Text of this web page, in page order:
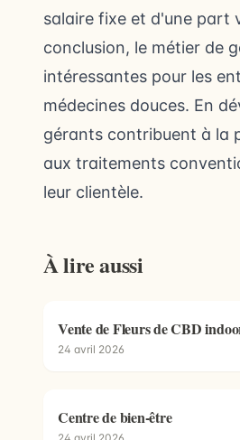
salaire fixe et d'une part
conclusion, le métier de
intéressantes pour les
médecines douces. En
gérants contribuent à la
aux traitements
leur clientèle.
À lire aussi
Vente de Fleurs de CBD
24 avril 2026
Centre de bien-être